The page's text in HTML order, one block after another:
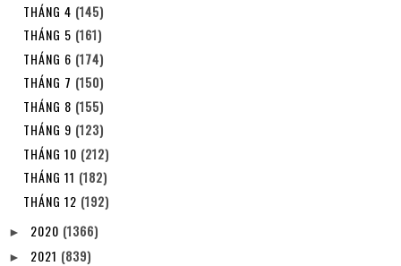
THÁNG 4 (145)
THÁNG 5 (161)
THÁNG 6 (174)
THÁNG 7 (150)
THÁNG 8 (155)
THÁNG 9 (123)
THÁNG 10 (212)
THÁNG 11 (182)
THÁNG 12 (192)
► 2020 (1366)
► 2021 (839)